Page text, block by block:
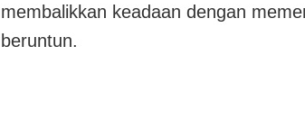
membalikkan keadaan dengan
beruntun.